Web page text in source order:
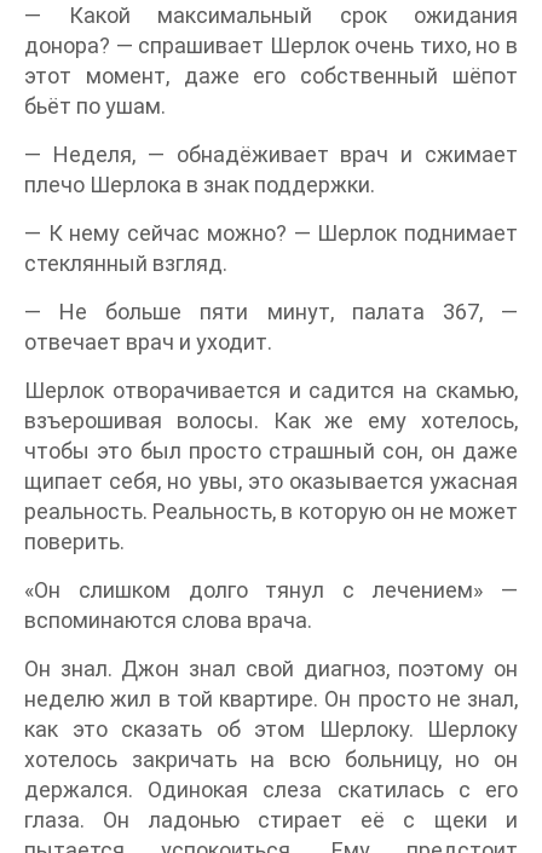
— Какой максимальный срок ожидания
донора? — спрашивает Шерлок очень тихо, но в
этот момент, даже его собственный шёпот
бьёт по ушам.
— Неделя, — обнадёживает врач и сжимает
плечо Шерлока в знак поддержки.
— К нему сейчас можно? — Шерлок поднимает
стеклянный взгляд.
— Не больше пяти минут, палата 367, —
отвечает врач и уходит.
Шерлок отворачивается и садится на скамью,
взъерошивая волосы. Как же ему хотелось,
чтобы это был просто страшный сон, он даже
щипает себя, но увы, это оказывается ужасная
реальность. Реальность, в которую он не может
поверить.
«Он слишком долго тянул с лечением» —
вспоминаются слова врача.
Он знал. Джон знал свой диагноз, поэтому он
неделю жил в той квартире. Он просто не знал,
как это сказать об этом Шерлоку. Шерлоку
хотелось закричать на всю больницу, но он
держался. Одинокая слеза скатилась с его
глаза. Он ладонью стирает её с щеки и